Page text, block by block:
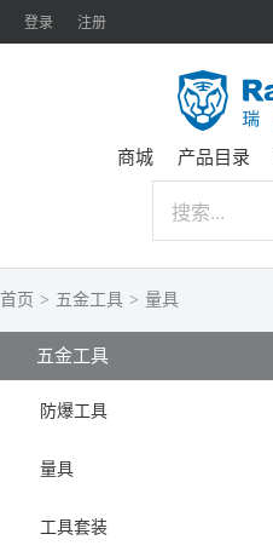
登录 注册
商城 产品目录
首页 > 五金工具 > 量具
五金工具
防爆工具
量具
工具套装